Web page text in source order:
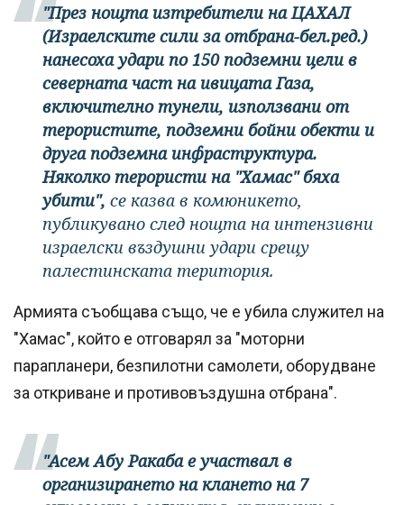
"През нощта изтребители на ЦАХАЛ
(Израелските сили за отбрана-бел.ред.)
нанесоха удари по 150 подземни цели в
северната част на ивицата Газа,
включително тунели, използвани от
терористите, подземни бойни обекти и
друга подземна инфраструктура.
Няколко терористи на "Хамас" бяха
убити", се казва в комюникето,
публикувано след нощта на интензивни
израелски въздушни удари срещу
палестинската територия.
Армията съобщава също, че е убила служител на
"Хамас", който е отговарял за "моторни
парапланери, безпилотни самолети, оборудване
за откриване и противовъздушна отбрана".
"Асем Абу Ракаба е участвал в
организирането на клането на 7